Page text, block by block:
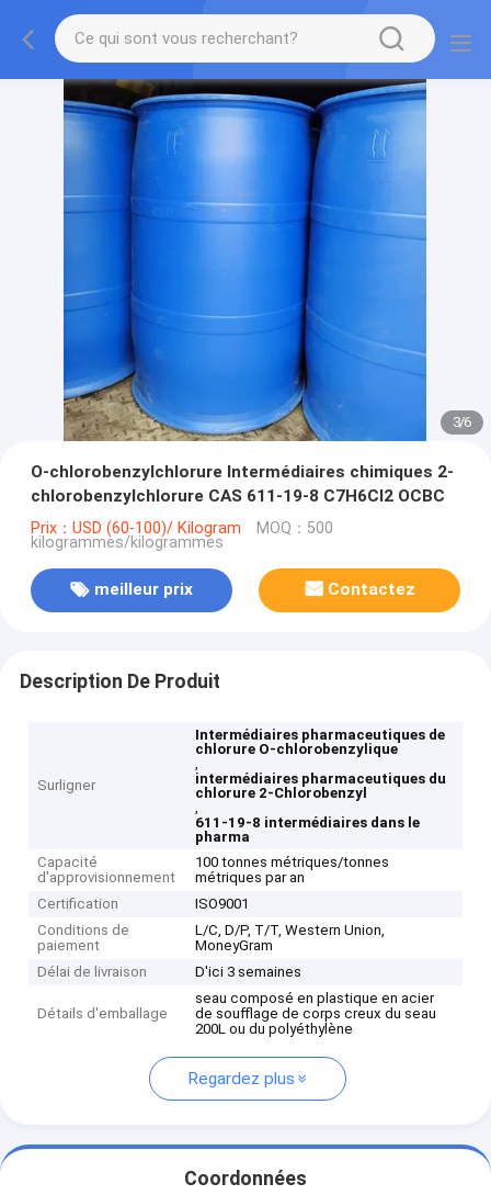
3/6
O-chlorobenzylchlorure Intermédiaires chimiques 2-
chlorobenzylchlorure CAS 611-19-8 C7H6Cl2 OCBC
Prix：USD (60-100)/ Kilogram MOQ：500
kilogrammes/kilogrammes
meilleur prix Contactez
Description De Produit
Surligner
Intermédiaires pharmaceutiques de
chlorure O-chlorobenzylique
,
intermédiaires pharmaceutiques du
chlorure 2-Chlorobenzyl
,
611-19-8 intermédiaires dans le
pharma
Capacité
d'approvisionnement
100 tonnes métriques/tonnes
métriques par an
Certification
ISO9001
Conditions de
paiement
L/C, D/P, T/T, Western Union,
MoneyGram
Délai de livraison
D'ici 3 semaines
Détails d'emballage
seau composé en plastique en acier
de soufflage de corps creux du seau
200L ou du polyéthylène
Regardez plus
Coordonnées